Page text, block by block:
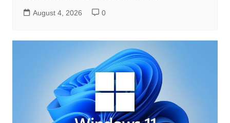
August 4, 2026 0